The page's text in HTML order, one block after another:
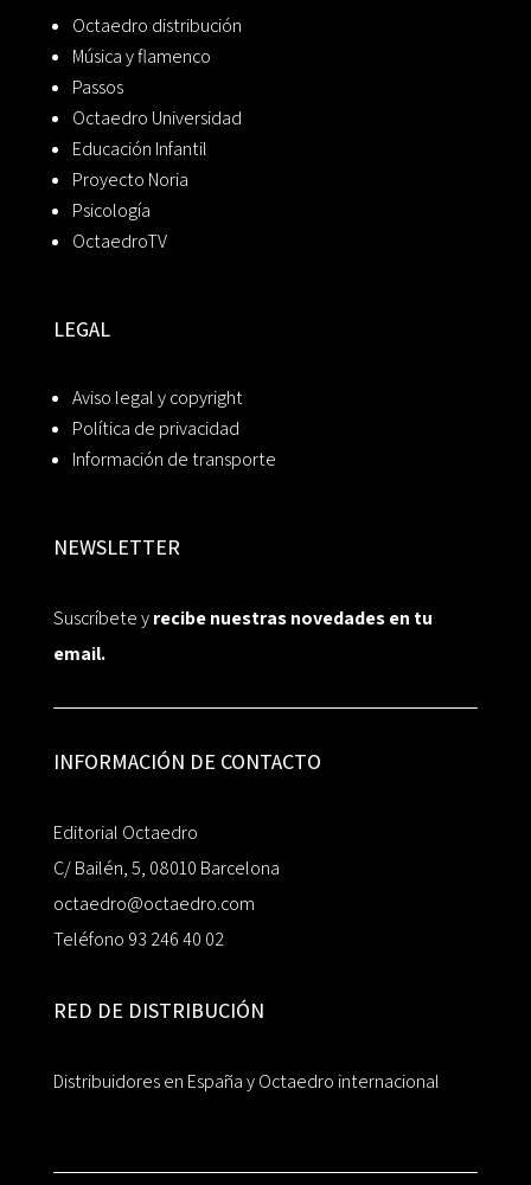
Octaedro distribución
Música y flamenco
Passos
Octaedro Universidad
Educación Infantil
Proyecto Noria
Psicología
OctaedroTV
LEGAL
Aviso legal y copyright
Política de privacidad
Información de transporte
NEWSLETTER
Suscríbete yrecibe nuestras novedades en tu
email.
INFORMACIÓN DE CONTACTO
Editorial Octaedro
C/ Bailén, 5, 08010 Barcelona
octaedro@octaedro.com
Teléfono 93 246 40 02
RED DE DISTRIBUCIÓN
Distribuidores en España y Octaedro internacional